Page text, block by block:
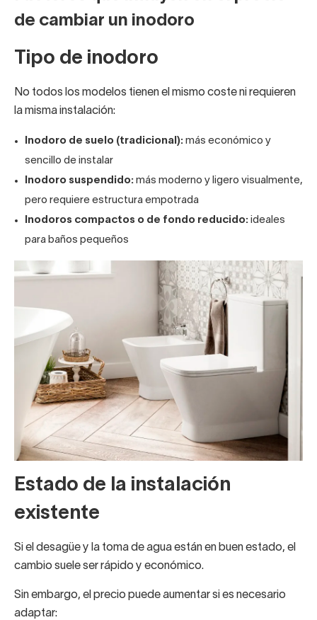
de cambiar un inodoro
Tipo de inodoro
No todos los modelos tienen el mismo coste ni requieren
la misma instalación:
Inodoro de suelo (tradicional): más económico y
sencillo de instalar
Inodoro suspendido: más moderno y ligero visualmente,
pero requiere estructura empotrada
Inodoros compactos o de fondo reducido: ideales
para baños pequeños
Estado de la instalación
existente
Si el desagüe y la toma de agua están en buen estado, el
cambio suele ser rápido y económico.
Sin embargo, el precio puede aumentar si es necesario
adaptar: